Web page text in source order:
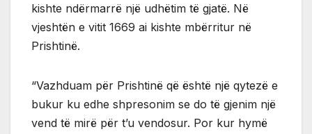
kishte ndërmarrë një udhëtim të gjatë. Në
vjeshtën e vitit 1669 ai kishte mbërritur në
Prishtinë.
“Vazhduam për Prishtinë që është një qytezë e
bukur ku edhe shpresonim se do të gjenim një
vend të mirë për t’u vendosur. Por kur hymë